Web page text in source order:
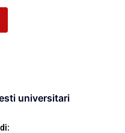
universitari